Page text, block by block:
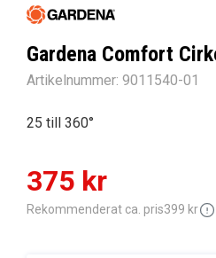
Gardena Comfort
Artikelnummer: 9011540-01
25 till 360°
Det
ursprungliga
375 kr
Det
nuvarande
Rekommenderat ca. pris399 kr